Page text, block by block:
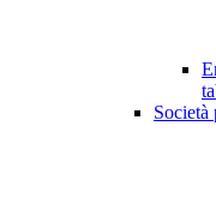
Società